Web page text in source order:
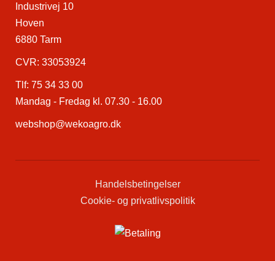
Industrivej 10
Hoven
6880 Tarm
CVR: 33053924
Tlf: 75 34 33 00
Mandag - Fredag kl. 07.30 - 16.00
webshop@wekoagro.dk
Handelsbetingelser
Cookie- og privatlivspolitik